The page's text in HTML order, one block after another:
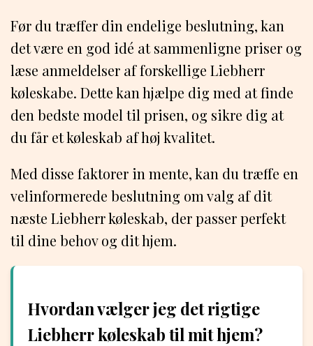
Før du træffer din endelige beslutning, kan
det være en god idé at sammenligne priser og
læse anmeldelser af forskellige Liebherr
køleskabe. Dette kan hjælpe dig med at finde
den bedste model til prisen, og sikre dig at
du får et køleskab af høj kvalitet.
Med disse faktorer in mente, kan du træffe en
velinformerede beslutning om valg af dit
næste Liebherr køleskab, der passer perfekt
til dine behov og dit hjem.
Hvordan vælger jeg det rigtige
Liebherr køleskab til mit hjem?